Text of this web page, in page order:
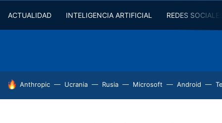
ACTUALIDAD INTELIGENCIA ARTIFICIAL REDES
HOY SE HABLA DE
Anthropic Ucrania Rusia Microsoft Android